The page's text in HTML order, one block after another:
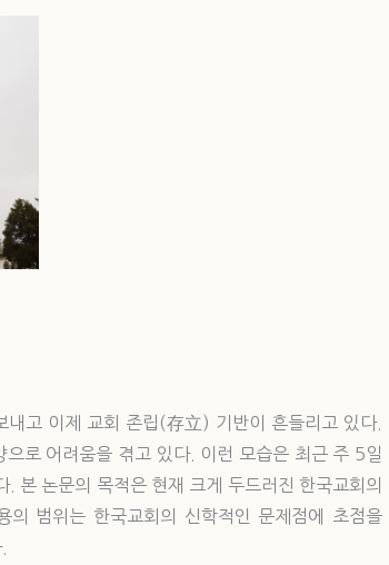
고 이제 교회 존립(存立) 기반이 흔들리고 있다.
로 어려움을 겪고 있다. 이런 모습은 최근 주 5일
본 논문의 목적은 현재 크게 두드러진 한국교회의
범위는 한국교회의 신학적인 문제점에 초점을
.